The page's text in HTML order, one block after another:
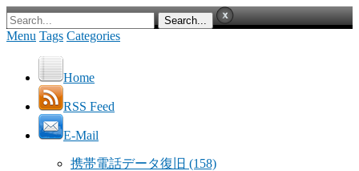
Menu Tags Categories
Home
RSS Feed
E-Mail
携帯電話データ復旧 (158)